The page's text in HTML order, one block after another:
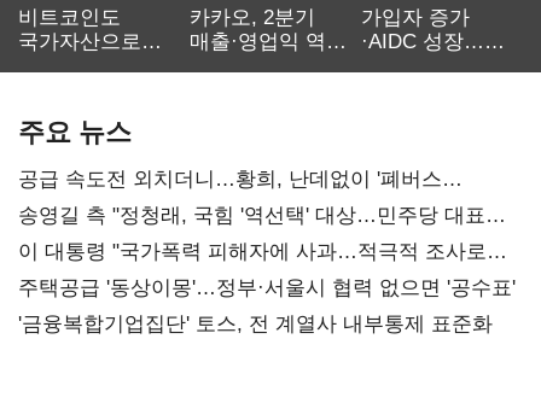
비트코인도
국가자산으로…'
카카오, 2분기
매출·영업익 역대
가입자 증가
·AIDC 성장…
주요 뉴스
공급 속도전 외치더니…황희, 난데없이 '폐버스
리모델링' 제안
송영길 측 "정청래, 국힘 '역선택' 대상…민주당 대표로
총선 지휘 못해"
이 대통령 "국가폭력 피해자에 사과…적극적 조사로
진실 밝혀야"
주택공급 '동상이몽'…정부·서울시 협력 없으면 '공수표'
'금융복합기업집단' 토스, 전 계열사 내부통제 표준화